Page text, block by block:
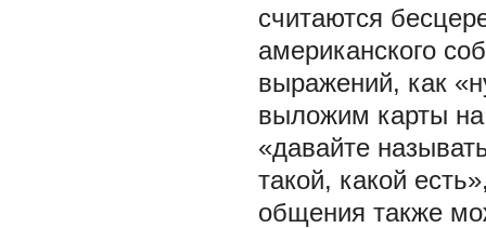
считаются
американского
выражений, как
выложим карты на
«давайте
такой, какой
общения также